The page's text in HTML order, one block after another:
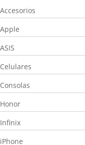
Accesorios
Apple
ASIS
Celulares
Consolas
Honor
Infinix
iPhone